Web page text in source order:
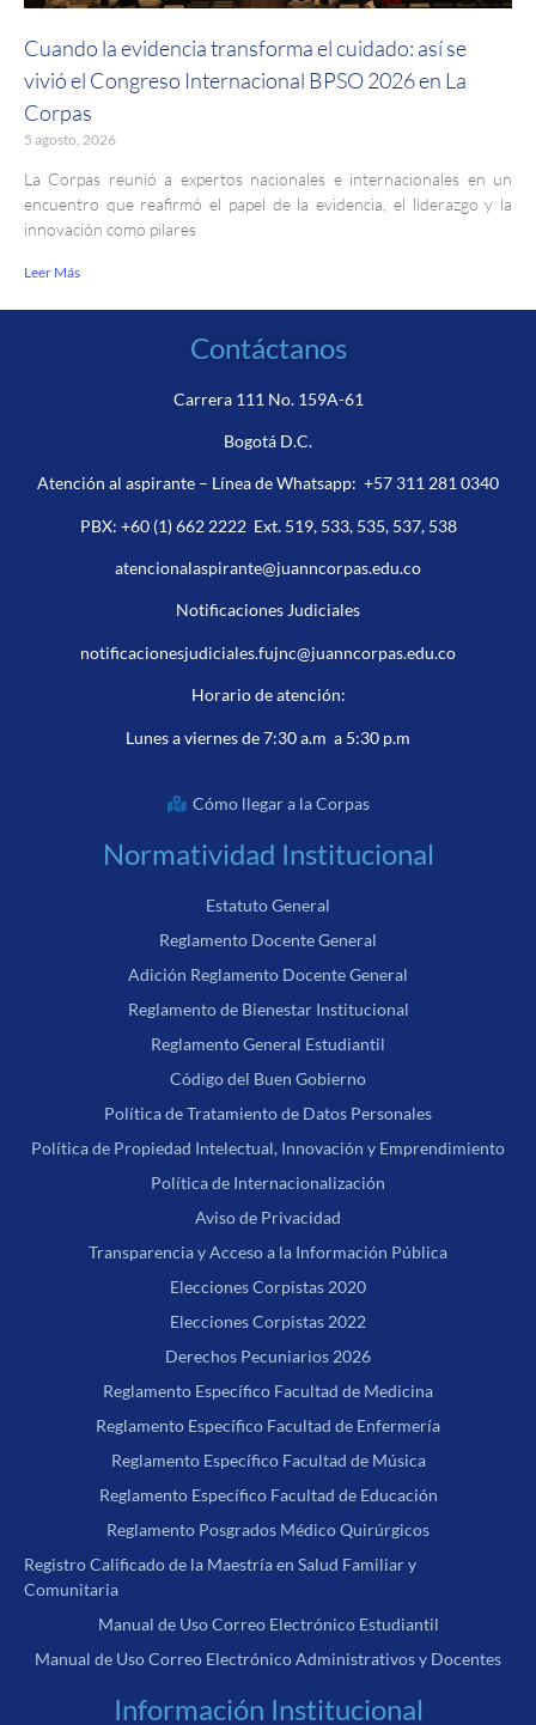
Cuando la evidencia transforma el cuidado: así se
vivió el Congreso Internacional BPSO 2026 en La
Corpas
5 agosto, 2026
La Corpas reunió a expertos nacionales e internacionales en un
encuentro que reafirmó el papel de la evidencia, el liderazgo y la
innovación como pilares
Leer Más
Contáctanos
Carrera 111 No. 159A-61
Bogotá D.C.
Atención al aspirante – Línea de Whatsapp: +57 311 281 0340
PBX: +60 (1) 662 2222Ext. 519, 533, 535, 537, 538
atencionalaspirante@juanncorpas.edu.co
Notificaciones Judiciales
notificacionesjudiciales.fujnc@juanncorpas.edu.co
Horario de atención:
Lunes a viernes de 7:30 a.m a 5:30 p.m
Cómo llegar a la Corpas
Normatividad Institucional
Estatuto General
Reglamento Docente General
Adición Reglamento Docente General
Reglamento de Bienestar Institucional
Reglamento General Estudiantil
Código del Buen Gobierno
Política de Tratamiento de Datos Personales
Política de Propiedad Intelectual, Innovación y Emprendimiento
Política de Internacionalización
Aviso de Privacidad
Transparencia y Acceso a la Información Pública
Elecciones Corpistas 2020
Elecciones Corpistas 2022
Derechos Pecuniarios 2026
Reglamento Específico Facultad de Medicina
Reglamento Específico Facultad de Enfermería
Reglamento Específico Facultad de Música
Reglamento Específico Facultad de Educación
Reglamento Posgrados Médico Quirúrgicos
Registro Calificado de la Maestría en Salud Familiar y
Comunitaria
Manual de Uso Correo Electrónico Estudiantil
Manual de Uso Correo Electrónico Administrativos y Docentes
Información Institucional